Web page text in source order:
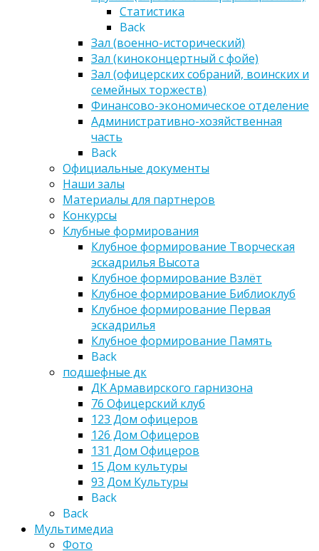
Статистика
Back
Зал (военно-исторический)
Зал (киноконцертный с фойе)
Зал (офицерских собраний, воинских и
семейных торжеств)
Финансово-экономическое отделение
Административно-хозяйственная
часть
Back
Официальные документы
Наши залы
Материалы для партнеров
Конкурсы
Клубные формирования
Клубное формирование Творческая
эскадрилья Высота
Клубное формирование Взлёт
Клубное формирование Библиоклуб
Клубное формирование Первая
эскадрилья
Клубное формирование Память
Back
подшефные дк
ДК Армавирского гарнизона
76 Офицерский клуб
123 Дом офицеров
126 Дом Офицеров
131 Дом Офицеров
15 Дом культуры
93 Дом Культуры
Back
Back
Мультимедиа
Фото